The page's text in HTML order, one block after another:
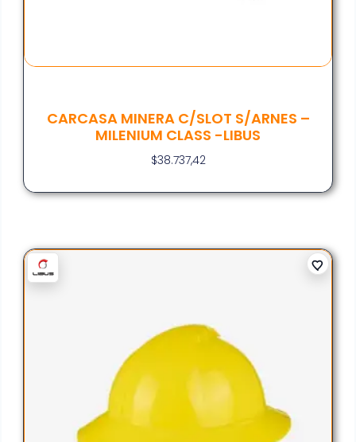
CARCASA MINERA C/SLOT S/ARNES –
MILENIUM CLASS -LIBUS
$38.737,42